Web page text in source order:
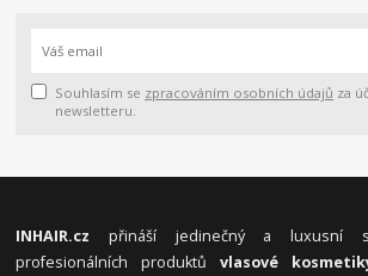
Souhlasím se zpracováním osobních údajů za
newsletteru.
INHAIR.cz přináší jedinečný a luxusní
profesionálních produktůvlasové